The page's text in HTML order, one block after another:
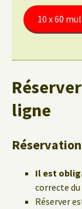
10 x 60
ligne
Il est
correcte
Réserver